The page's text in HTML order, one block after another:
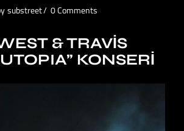
substreet 0 Comments
& TRAVIS
KONSERI